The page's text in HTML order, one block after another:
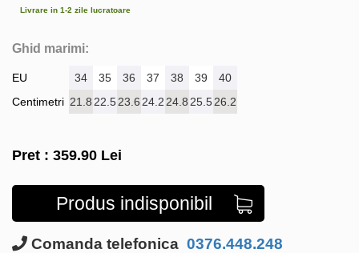
Livrare in 1-2 zile lucratoare
Ghid marimi:
EU
Centimetri
34 35 36 37 38 39
40
21.8 22.523.6 24.2 24.8 25.526.2
Pret : 359.90 Lei
Produs indisponibil
Comanda telefonica 0376.448.248